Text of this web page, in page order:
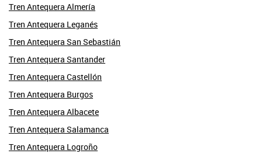
Tren Antequera Almería
Tren Antequera Leganés
Tren Antequera San Sebastián
Tren Antequera Santander
Tren Antequera Castellón
Tren Antequera Burgos
Tren Antequera Albacete
Tren Antequera Salamanca
Tren Antequera Logroño